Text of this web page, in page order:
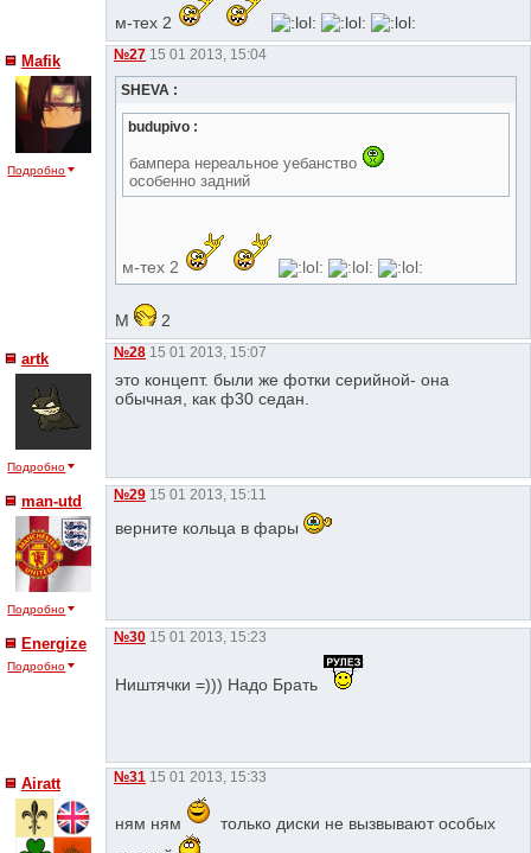
м-тех 2
Mafik
Подробно
№27 15 01 2013, 15:04
SHEVA :
budupivo :
бампера нереальное yебанство
особенно задний
м-тех 2
М 2
artk
Подробно
№28 15 01 2013, 15:07
это концепт. были же фотки серийной- она
обычная, как ф30 седан.
man-utd
Подробно
№29 15 01 2013, 15:11
верните кольца в фары
Energize
Подробно
№30 15 01 2013, 15:23
Ништячки =))) Надо Брать
Airatt №31 15 01 2013, 15:33
ням ням
только диски не вызвывают особых